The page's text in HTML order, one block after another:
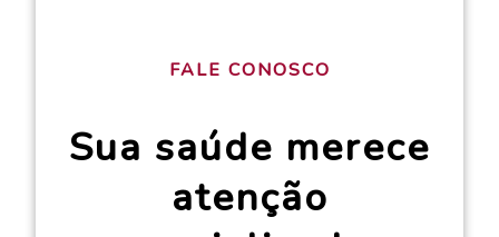
FALE CONOSCO
Sua saúde merece
atenção